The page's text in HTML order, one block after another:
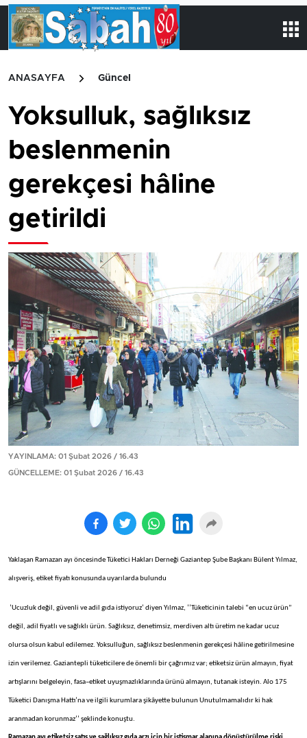
ANASAYFA Güncel
Yoksulluk, sağlıksız
beslenmenin
gerekçesi hâline
getirildi
YAYINLAMA: 01 Şubat 2026 / 16.43
GÜNCELLEME: 01 Şubat 2026 / 16.43
Yaklaşan Ramazan ayı öncesinde Tüketici Hakları Derneği Gaziantep Şube Başkanı Bülent Yılmaz,
alışveriş, etiket fiyatı konusunda uyarılarda bulundu
‘Ucuzluk değil, güvenli ve adil gıda istiyoruz’ diyen Yılmaz, ‘’Tüketicinin talebi “en ucuz ürün”
değil, adil fiyatlı ve sağlıklı ürün. Sağlıksız, denetimsiz, merdiven altı üretim ne kadar ucuz
olursa olsun kabul edilemez. Yoksulluğun, sağlıksız beslenmenin gerekçesi hâline getirilmesine
izin verilemez. Gaziantepli tüketicilere de önemli bir çağrımız var; etiketsiz ürün almayın, fiyat
artışlarını belgeleyin, fasa–etiket uyuşmazlıklarında ürünü almayın, tutanak isteyin. Alo 175
Tüketici Danışma Hattı’na ve ilgili kurumlara şikâyette bulunun Unutulmamalıdır ki hak
aranmadan korunmaz’’ şeklinde konuştu.